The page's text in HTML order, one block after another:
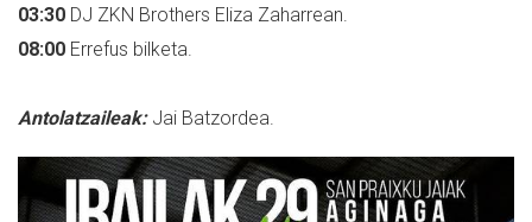
03:30 DJ ZKN Brothers Eliza Zaharrean.
08:00 Errefus bilketa.
Antolatzaileak: Jai Batzordea.